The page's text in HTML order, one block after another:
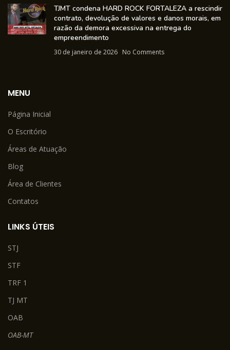
TJMT condena HARD ROCK FORTALEZA a rescindir
contrato, devolução de valores e danos morais, em
razão da demora excessiva na entrega do
empreendimento
30 de janeiro de 2026 No Comments
MENU
Página Inicial
O Escritório
Áreas de Atuação
Blog
Área de Clientes
Contatos
LINKS ÚTEIS
STJ
STF
TRF 1
TJ MT
OAB
OAB-MT